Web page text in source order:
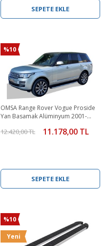
SEPETE EKLE
%10
OMSA Range Rover Vogue Proside
Yan Basamak Alüminyum 2001-
12.420,00 TL 11.178,00 TL
SEPETE EKLE
%10
Yeni